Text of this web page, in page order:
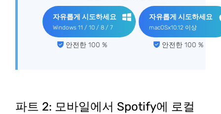
자유롭게 시도하세요
Windows 11 / 10 / 8 / 7
안전한 100 %
자유롭게 시도하세요
macOSx10.12 이상
안전한 100 %
파트 2: 모바일에서 Spotify에 로컬